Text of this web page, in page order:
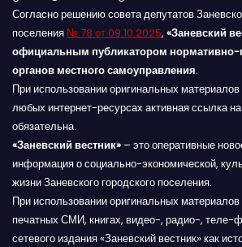
Согласно решению совета депутатов
поселения № 78 от 09.10.2025, «Заневский
официальным публикатором нормативно-
органов местного самоуправления.
При использовании оригинальных материалов
любых интернет-ресурсах активная ссылка
обязательна.
«Заневский вестник» – это оперативные
информация о социально-экономической,
жизни Заневского городского поселения.
При использовании оригинальных материалов
печатных СМИ, книгах, видео-, радио-, теле-
сетевого издания «Заневский вестник» как